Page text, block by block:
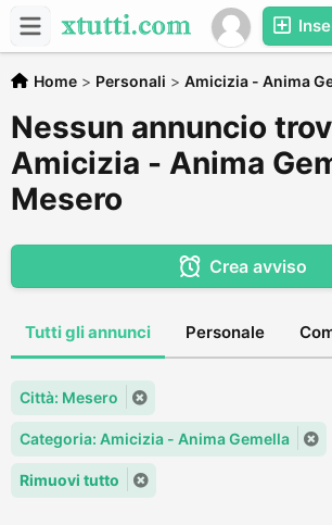
Home > Personali > Amicizia - Anima
Nessun annuncio
Amicizia - Anima
Mesero
Crea avviso
Tutti gli annunci Personale
Città: Mesero
Categoria: Amicizia - Anima Gemella
Rimuovi tutto